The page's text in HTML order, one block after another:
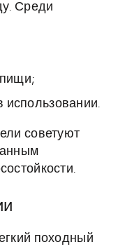
Среди
использовании.
советуют
походный